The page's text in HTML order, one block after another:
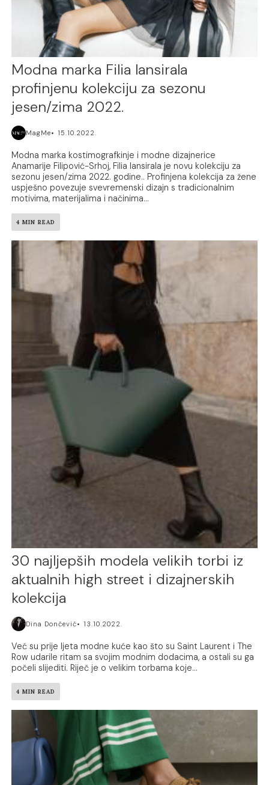
Modna marka Filia lansirala
profinjenu kolekciju za sezonu
jesen/zima 2022.
MagMe 15.10.2022.
Modna marka kostimografkinje i modne dizajnerice
Anamarije Filipović-Srhoj, Filia lansirala je novu kolekciju za
sezonu jesen/zima 2022. godine.. Profinjena kolekcija za žene
uspješno povezuje svevremenski dizajn s tradicionalnim
motivima, materijalima i načinima...
4 MIN READ
30 najljepših modela velikih torbi iz
aktualnih high street i dizajnerskih
kolekcija
Dina Dončević 13.10.2022.
Već su prije ljeta modne kuće kao što su Saint Laurent i The
Row udarile ritam sa svojim modnim dodacima, a ostali su ga
počeli slijediti. Riječ je o velikim torbama koje...
4 MIN READ